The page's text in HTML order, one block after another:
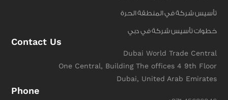
تأسيس شركة في المنطقة الحرة
خطوات تأسيس شركة في دبي
Contact Us
Dubai World Trade Central
One Central, Building The offices 4 9th Floor
Dubai, United Arab Emirates
Phone